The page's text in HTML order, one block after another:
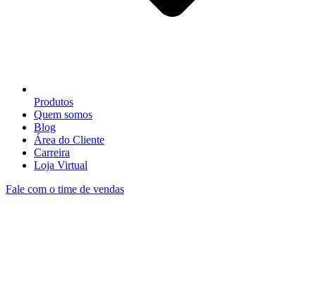
Produtos
Quem somos
Blog
Área do Cliente
Carreira
Loja Virtual
Fale com o time de vendas